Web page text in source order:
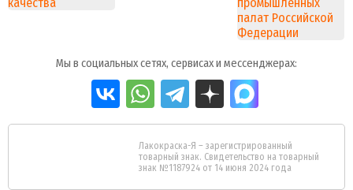
Мы в социальных сетях, сервисах и мессенджерах:
Лакокраска-Я – зарегистрированный
товарный знак. Свидетельство на товарный
знак №1187924 от 14 июня 2024 года